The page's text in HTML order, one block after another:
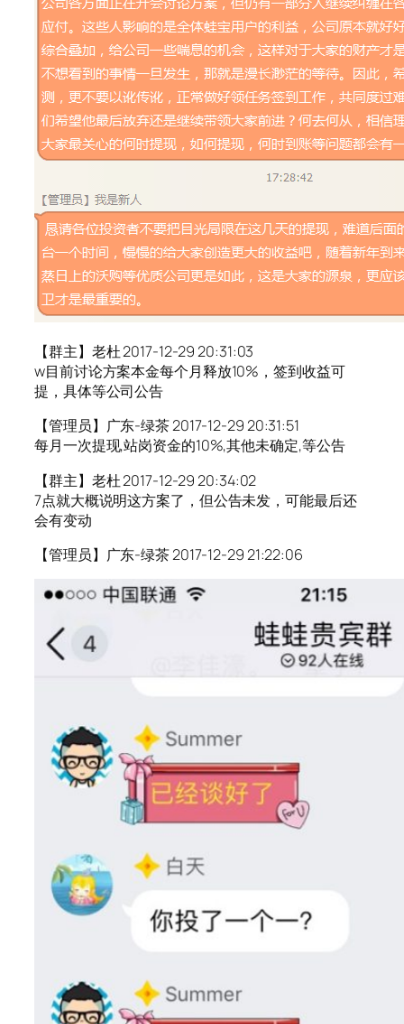
【群主】老杜 2017-12-29 20:31:03
w目前讨论方案本金每个月释放10%，签到收益可
提，具体等公司公告
【管理员】广东-绿茶 2017-12-29 20:31:51
每月一次提现,站岗资金的10%,其他未确定,等公告
【群主】老杜 2017-12-29 20:34:02
7点就大概说明这方案了，但公告未发，可能最后还
会有变动
【管理员】广东-绿茶 2017-12-29 21:22:06